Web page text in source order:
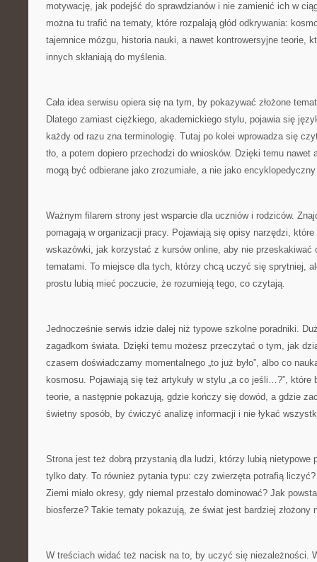
motywację, jak podejść do sprawdzianów i nie zamienić ich w
można tu trafić na tematy, które rozpalają głód odkrywania:
tajemnice mózgu, historia nauki, a nawet kontrowersyjne teorie,
innych skłaniają do myślenia.
Cała idea serwisu opiera się na tym, by pokazywać złożone
Dlatego zamiast ciężkiego, akademickiego stylu, pojawia się
każdy od razu zna terminologię. Tutaj po kolei wprowadza się
tło, a potem dopiero przechodzi do wniosków. Dzięki temu nawet
mogą być odbierane jako zrozumiałe, a nie jako encyklopedyczny
Ważnym filarem strony jest wsparcie dla uczniów i rodziców.
pomagają w organizacji pracy. Pojawiają się opisy narzędzi,
wskazówki, jak korzystać z kursów online, aby nie przeskakiwać
tematami. To miejsce dla tych, którzy chcą uczyć się sprytniej,
prostu lubią mieć poczucie, że rozumieją tego, co czytają.
Jednocześnie serwis idzie dalej niż typowe szkolne poradniki.
zagadkom świata. Dzięki temu możesz przeczytać o tym, jak
czasem doświadczamy momentalnego „to już było”, albo co
kosmosu. Pojawiają się też artykuły w stylu „a co jeśli…?”, które
teorie, a następnie pokazują, gdzie kończy się dowód, a gdzie
świetny sposób, by ćwiczyć analizę informacji i nie łykać
Strona jest też dobrą przystanią dla ludzi, którzy lubią nietypowe
tylko daty. To również pytania typu: czy zwierzęta potrafią
Ziemi miało okresy, gdy niemal przestało dominować? Jak
biosferze? Takie tematy pokazują, że świat jest bardziej
W treściach widać też nacisk na to, by uczyć się niezależności.